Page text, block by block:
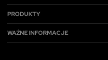
PRODUKTY
WAŻNE INFORMACJE